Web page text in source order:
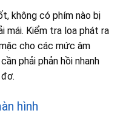
không có phím nào bị
mái. Kiểm tra loa phát ra
cho các mức âm
phải phản hồi nhanh
hình